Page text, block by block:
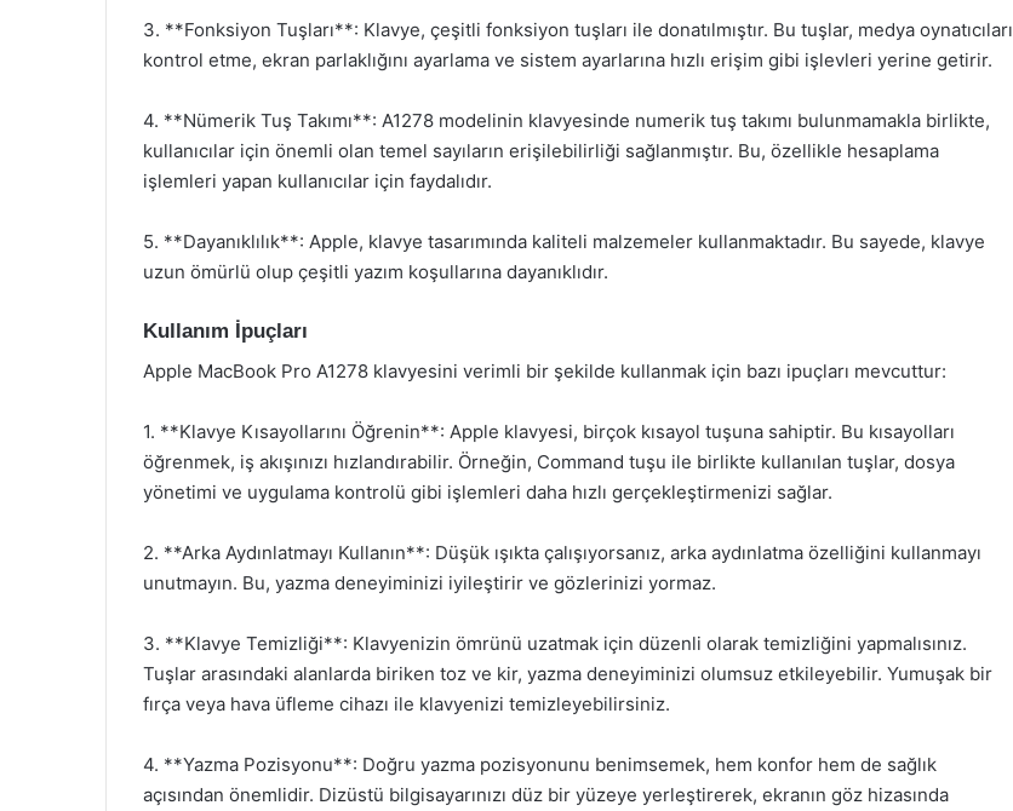
3. **Fonksiyon Tuşları**: Klavye, çeşitli fonksiyon tuşları ile donatılmıştır. Bu tuşlar, medya oynatıcıları
kontrol etme, ekran parlaklığını ayarlama ve sistem ayarlarına hızlı erişim gibi işlevleri yerine getirir.
4. **Nümerik Tuş Takımı**: A1278 modelinin klavyesinde numerik tuş takımı bulunmamakla birlikte,
kullanıcılar için önemli olan temel sayıların erişilebilirliği sağlanmıştır. Bu, özellikle hesaplama
işlemleri yapan kullanıcılar için faydalıdır.
5. **Dayanıklılık**: Apple, klavye tasarımında kaliteli malzemeler kullanmaktadır. Bu sayede, klavye
uzun ömürlü olup çeşitli yazım koşullarına dayanıklıdır.
Kullanım İpuçları
Apple MacBook Pro A1278 klavyesini verimli bir şekilde kullanmak için bazı ipuçları mevcuttur:
1. **Klavye Kısayollarını Öğrenin**: Apple klavyesi, birçok kısayol tuşuna sahiptir. Bu kısayolları
öğrenmek, iş akışınızı hızlandırabilir. Örneğin, Command tuşu ile birlikte kullanılan tuşlar, dosya
yönetimi ve uygulama kontrolü gibi işlemleri daha hızlı gerçekleştirmenizi sağlar.
2. **Arka Aydınlatmayı Kullanın**: Düşük ışıkta çalışıyorsanız, arka aydınlatma özelliğini kullanmayı
unutmayın. Bu, yazma deneyiminizi iyileştirir ve gözlerinizi yormaz.
3. **Klavye Temizliği**: Klavyenizin ömrünü uzatmak için düzenli olarak temizliğini yapmalısınız.
Tuşlar arasındaki alanlarda biriken toz ve kir, yazma deneyiminizi olumsuz etkileyebilir. Yumuşak bir
fırça veya hava üfleme cihazı ile klavyenizi temizleyebilirsiniz.
4. **Yazma Pozisyonu**: Doğru yazma pozisyonunu benimsemek, hem konfor hem de sağlık
açısından önemlidir. Dizüstü bilgisayarınızı düz bir yüzeye yerleştirerek, ekranın göz hizasında